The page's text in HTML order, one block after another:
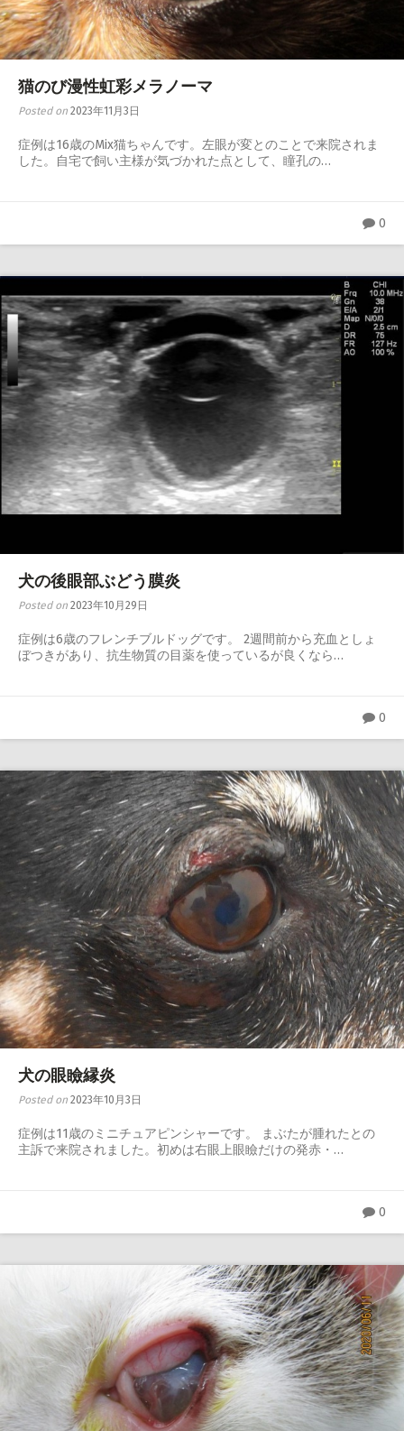
猫のび漫性虹彩メラノーマ
Posted on 2023年11月3日
症例は16歳のMix猫ちゃんです。左眼が変とのことで来院されま
した。自宅で飼い主様が気づかれた点として、瞳孔の…
0
犬の後眼部ぶどう膜炎
Posted on 2023年10月29日
症例は6歳のフレンチブルドッグです。 2週間前から充血としょ
ぼつきがあり、抗生物質の目薬を使っているが良くなら…
0
犬の眼瞼縁炎
Posted on 2023年10月3日
症例は11歳のミニチュアピンシャーです。 まぶたが腫れたとの
主訴で来院されました。初めは右眼上眼瞼だけの発赤・…
0